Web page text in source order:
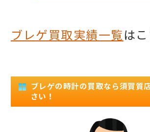
ブレゲ買取実績一覧は
ブレゲの時計の買取なら須賀質
さい！